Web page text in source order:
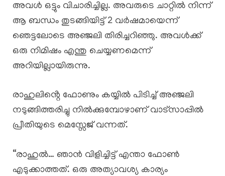
അവൾ ഒട്ടും വിചാരിച്ചില്ല. അവരുടെ ചാറ്റിൽ നിന്ന്
ആ ബന്ധം തുടങ്ങിയിട്ട് 2 വർഷമായെന്ന്
ഞെട്ടലോടെ അഞ്ജലി തിരിച്ചറിഞ്ഞു. അവൾക്ക്
ഒരു നിമിഷം എന്തു ചെയ്യണമെന്ന്
അറിയില്ലായിരുന്നു.
രാഹുലിൻ്റെ ഫോണും കയ്യിൽ പിടിച്ച് അഞ്ജലി
നടുങ്ങിത്തരിച്ചു നിൽക്കുമ്പോഴാണ് വാട്സാപ്പിൽ
പ്രീതിയുടെ മെസ്സേജ് വന്നത്.
“രാഹുൽ… ഞാൻ വിളിച്ചിട്ട് എന്താ ഫോൺ
എടുക്കാത്തത്. ഒരു അത്യാവശ്യ കാര്യം